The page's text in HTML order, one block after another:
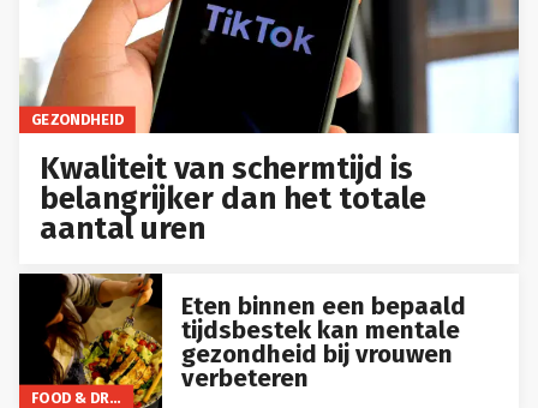
GEZONDHEID
Kwaliteit van schermtijd is
belangrijker dan het totale
aantal uren
FOOD & DRINKS
Eten binnen een bepaald
tijdsbestek kan mentale
gezondheid bij vrouwen
verbeteren